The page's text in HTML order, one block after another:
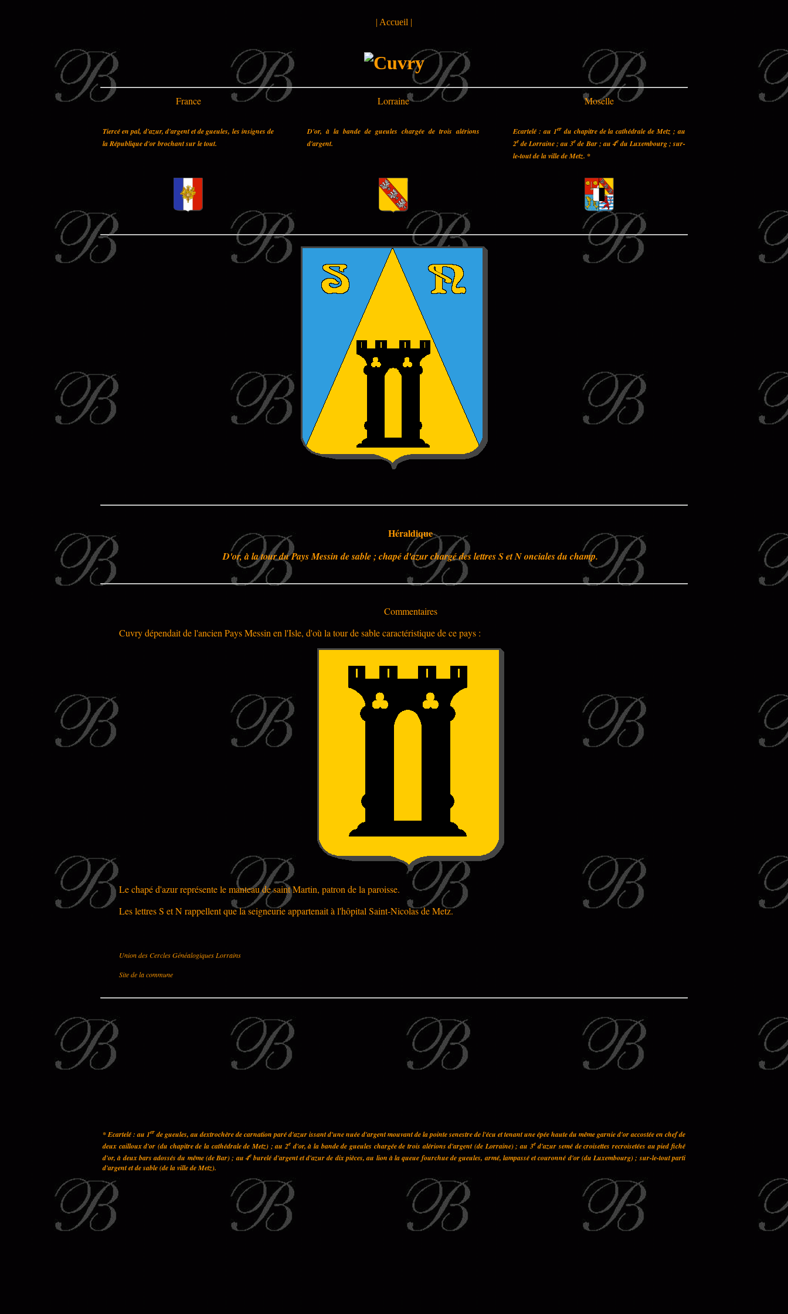
| Accueil |
France Lorraine Moselle
Tiercé en pal, d'azur, d'argent et de gueules, les insignes de
la République d'or brochant sur le tout.
D'or, à la bande de gueules chargée de trois alérions
d'argent.
Ecartelé : au 1erdu chapitre de la cathédrale de Metz ; au
2ede Lorraine ; au 3ede Bar ; au 4edu Luxembourg ; sur-
le-tout de la ville de Metz. *
Héraldique
D'or, à la tour du Pays Messin de sable ; chapé d'azur chargé des lettres S et N onciales du champ.
Commentaires
Cuvry dépendait de l'ancien Pays Messin en l'Isle, d'où la tour de sable caractéristique de ce pays :
Le chapé d'azur représente le manteau de saint Martin, patron de la paroisse.
Les lettres S et N rappellent que la seigneurie appartenait à l'hôpital Saint-Nicolas de Metz.
Union des Cercles Généalogiques Lorrains
Site de la commune
* Ecartelé : au 1erde gueules, au dextrochère de carnation paré d'azur issant d'une nuée d'argent mouvant de la pointe senestre de l'écu et tenant une épée haute du même garnie d'or accostée en chef de
deux cailloux d'or (du chapitre de la cathédrale de Metz) ; au 2e d'or, à la bande de gueules chargée de trois alérions d'argent (de Lorraine) ; au 3ed'azur semé de croisettes recroisetées au pied fiché
d'or, à deux bars adossés du même (de Bar) ; au 4e burelé d'argent et d'azur de dix pièces, au lion à la queue fourchue de gueules, armé, lampassé et couronné d'or (du Luxembourg) ; sur-le-tout parti
d'argent et de sable (de la ville de Metz).